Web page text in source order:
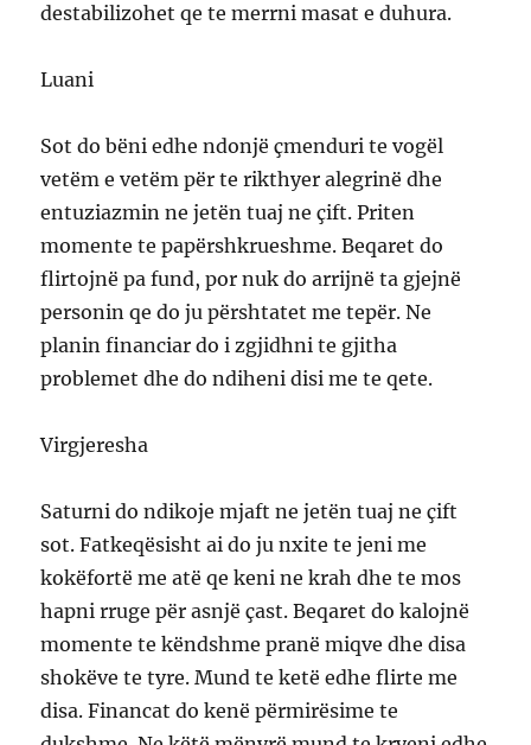
destabilizohet qe te merrni masat e duhura.
Luani
Sot do bëni edhe ndonjë çmenduri te vogël
vetëm e vetëm për te rikthyer alegrinë dhe
entuziazmin ne jetën tuaj ne çift. Priten
momente te papërshkrueshme. Beqaret do
flirtojnë pa fund, por nuk do arrijnë ta gjejnë
personin qe do ju përshtatet me tepër. Ne
planin financiar do i zgjidhni te gjitha
problemet dhe do ndiheni disi me te qete.
Virgjeresha
Saturni do ndikoje mjaft ne jetën tuaj ne çift
sot. Fatkeqësisht ai do ju nxite te jeni me
kokëfortë me atë qe keni ne krah dhe te mos
hapni rruge për asnjë çast. Beqaret do kalojnë
momente te këndshme pranë miqve dhe disa
shokëve te tyre. Mund te ketë edhe flirte me
disa. Financat do kenë përmirësime te